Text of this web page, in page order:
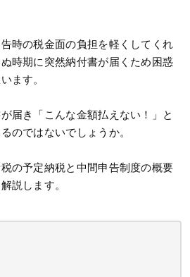
時の税金面の負担を軽くしてくれ
時期に突然納付書が届くため困惑
ます。
届き「こんな金額払えない！」と
のではないでしょうか。
の予定納税と中間申告制度の概要
説します。